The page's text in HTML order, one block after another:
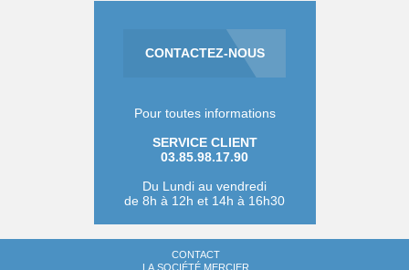
CONTACTEZ-NOUS
Pour toutes informations
SERVICE CLIENT
03.85.98.17.90
Du Lundi au vendredi
de 8h à 12h et 14h à 16h30
CONTACT
LA SOCIÉTÉ MERCIER